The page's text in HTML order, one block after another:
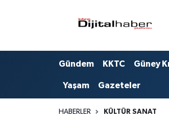
Gündem KKTC Güney
Yaşam Gazeteler
HABERLER KÜLTÜR SANAT
Trafik Durumu
Süper Lig Puan Durumu ve Fikstür